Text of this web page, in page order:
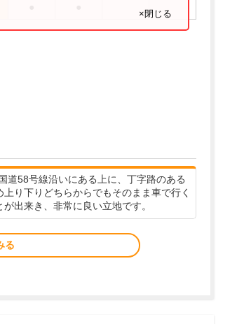
×閉じる
国道58号線沿いにある上に、丁字路のある
上り下りどちらからでもそのまま車で行く
が出来き、非常に良い立地です。
る